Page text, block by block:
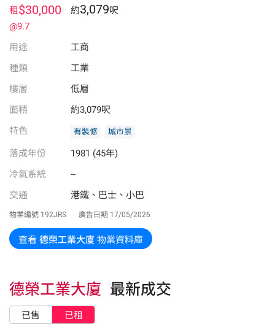
租$30,000
@9.7
約3,079呎
用途
工商
種類
工業
樓層
低層
面積
約3,079呎
特色
有裝修 城市景
落成年份
1981 (45年)
冷氣系統
--
交通
港鐵、巴士、小巴
物業編號 192JRS 廣告日期 17/05/2026
查看 德榮工業大廈 物業資料庫
德榮工業大廈 最新成交
已售 已租